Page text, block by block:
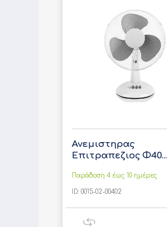
Ανεμιστηρας
Επιτραπεζιος Φ40...
Παράδοση 4 έως 10 ημέρες
ID: 0015-02-00402